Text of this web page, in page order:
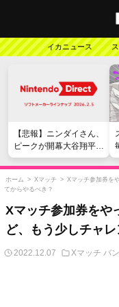
イカニュース
【悲報】ニンダイさん、
ピークが開幕大谷翔平の
がっかりダイレクトだっ
たと言われてしまう
ホーム > Xマッチ > Xマッチ参加券を
てからやるべき？
Xマッチ参加券をや
ど、もう少しチャ
2022.12.07 Xマッチ バ